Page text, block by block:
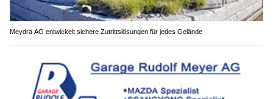
Meydra AG entwickelt sichere Zutrittslösungen für jedes Gelände